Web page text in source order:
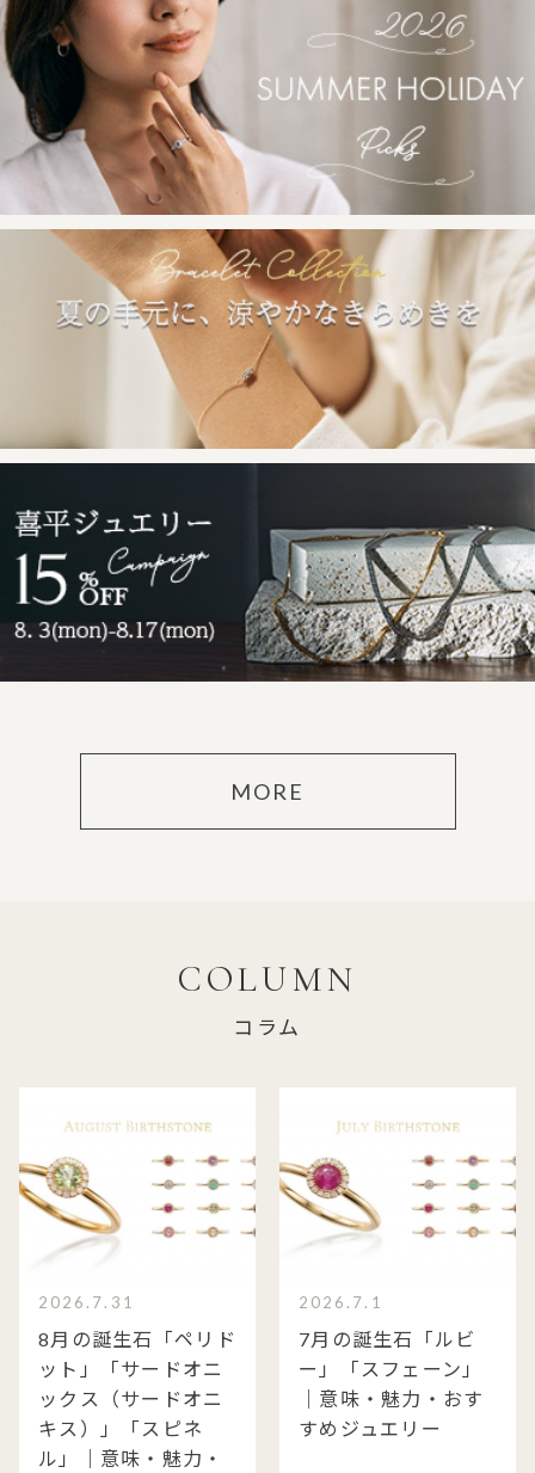
MORE
COLUMN
コラム
2026.7.31
8月の誕生石「ペリド
ット」「サードオニ
ックス（サードオニ
キス）」「スピネ
ル」｜意味・魅力・
2026.7.1
7月の誕生石「ルビ
ー」「スフェーン」
｜意味・魅力・おす
すめジュエリー